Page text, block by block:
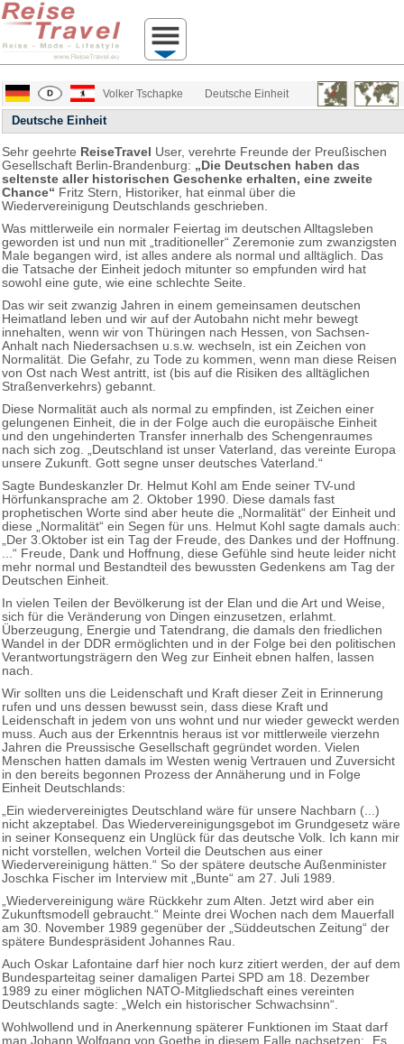
Volker Tschapke Deutsche Einheit
Deutsche Einheit
Sehr geehrte ReiseTravel User, verehrte Freunde der Preußischen
Gesellschaft Berlin-Brandenburg: „Die Deutschen haben das
seltenste aller historischen Geschenke erhalten, eine zweite
Chance“ Fritz Stern, Historiker, hat einmal über die
Wiedervereinigung Deutschlands geschrieben.
Was mittlerweile ein normaler Feiertag im deutschen Alltagsleben
geworden ist und nun mit „traditioneller“ Zeremonie zum zwanzigsten
Male begangen wird, ist alles andere als normal und alltäglich. Das
die Tatsache der Einheit jedoch mitunter so empfunden wird hat
sowohl eine gute, wie eine schlechte Seite.
Das wir seit zwanzig Jahren in einem gemeinsamen deutschen
Heimatland leben und wir auf der Autobahn nicht mehr bewegt
innehalten, wenn wir von Thüringen nach Hessen, von Sachsen-
Anhalt nach Niedersachsen u.s.w. wechseln, ist ein Zeichen von
Normalität. Die Gefahr, zu Tode zu kommen, wenn man diese Reisen
von Ost nach West antritt, ist (bis auf die Risiken des alltäglichen
Straßenverkehrs) gebannt.
Diese Normalität auch als normal zu empfinden, ist Zeichen einer
gelungenen Einheit, die in der Folge auch die europäische Einheit
und den ungehinderten Transfer innerhalb des Schengenraumes
nach sich zog. „Deutschland ist unser Vaterland, das vereinte Europa
unsere Zukunft. Gott segne unser deutsches Vaterland.“
Sagte Bundeskanzler Dr. Helmut Kohl am Ende seiner TV-und
Hörfunkansprache am 2. Oktober 1990. Diese damals fast
prophetischen Worte sind aber heute die „Normalität“ der Einheit und
diese „Normalität“ ein Segen für uns. Helmut Kohl sagte damals auch:
„Der 3.Oktober ist ein Tag der Freude, des Dankes und der Hoffnung.
...“ Freude, Dank und Hoffnung, diese Gefühle sind heute leider nicht
mehr normal und Bestandteil des bewussten Gedenkens am Tag der
Deutschen Einheit.
In vielen Teilen der Bevölkerung ist der Elan und die Art und Weise,
sich für die Veränderung von Dingen einzusetzen, erlahmt.
Überzeugung, Energie und Tatendrang, die damals den friedlichen
Wandel in der DDR ermöglichten und in der Folge bei den politischen
Verantwortungsträgern den Weg zur Einheit ebnen halfen, lassen
nach.
Wir sollten uns die Leidenschaft und Kraft dieser Zeit in Erinnerung
rufen und uns dessen bewusst sein, dass diese Kraft und
Leidenschaft in jedem von uns wohnt und nur wieder geweckt werden
muss. Auch aus der Erkenntnis heraus ist vor mittlerweile vierzehn
Jahren die Preussische Gesellschaft gegründet worden. Vielen
Menschen hatten damals im Westen wenig Vertrauen und Zuversicht
in den bereits begonnen Prozess der Annäherung und in Folge
Einheit Deutschlands:
„Ein wiedervereinigtes Deutschland wäre für unsere Nachbarn (...)
nicht akzeptabel. Das Wiedervereinigungsgebot im Grundgesetz wäre
in seiner Konsequenz ein Unglück für das deutsche Volk. Ich kann mir
nicht vorstellen, welchen Vorteil die Deutschen aus einer
Wiedervereinigung hätten.“ So der spätere deutsche Außenminister
Joschka Fischer im Interview mit „Bunte“ am 27. Juli 1989.
„Wiedervereinigung wäre Rückkehr zum Alten. Jetzt wird aber ein
Zukunftsmodell gebraucht.“ Meinte drei Wochen nach dem Mauerfall
am 30. November 1989 gegenüber der „Süddeutschen Zeitung“ der
spätere Bundespräsident Johannes Rau.
Auch Oskar Lafontaine darf hier noch kurz zitiert werden, der auf dem
Bundesparteitag seiner damaligen Partei SPD am 18. Dezember
1989 zu einer möglichen NATO-Mitgliedschaft eines vereinten
Deutschlands sagte: „Welch ein historischer Schwachsinn“.
Wohlwollend und in Anerkennung späterer Funktionen im Staat darf
man Johann Wolfgang von Goethe in diesem Falle nachsetzen: „Es